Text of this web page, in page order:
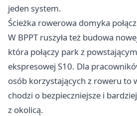
jeden system.
Ścieżka rowerowa domyka
W BPPT ruszyła też budowa
która połączy park z
ekspresowej S10. Dla
osób korzystających z roweru to
chodzi o bezpieczniejsze i
z okolicą.